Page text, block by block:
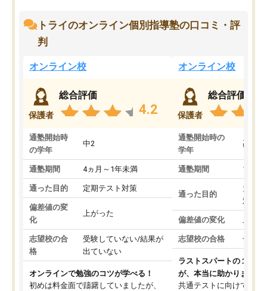
トライのオンライン個別指導塾の口コミ・評
判
オンライン校
保護者
総合評価
4.2
通塾開始時
の学年
中2
通塾期間 4ヵ月～1年未満
通った目的 定期テスト対策
偏差値の変
化
上がった
志望校の合
格
受験していない/結果が
出ていない
オンラインで勉強のコツが学べる！
初めは料金面で躊躇していましたが、
オンライン校
保護者
総合評価
通塾開始時の
学年
高3
通塾期間 1～3
通った目的
大学
対策
偏差値の変化
志望校の合格 合格
ラストスパートの１か月
が、本当に助かりました
共通テストに向けての追